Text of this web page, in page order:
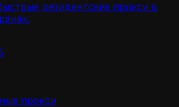
резидентские прокси в
прокси